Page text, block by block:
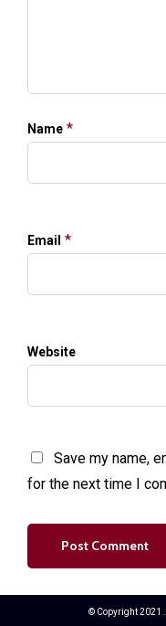
Name *
Email *
Website
Save my name,
for the next time I
© Copyright 2021 .